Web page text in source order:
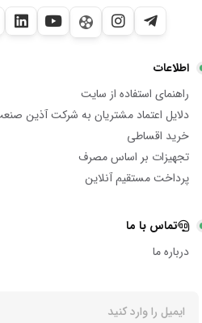
اطلاعات
راهنمای استفاده از سایت
دلایل اعتماد مشتریان به شرکت آذین
خرید اقساطی
تجهیزات بر اساس مصرف
پرداخت مستقیم آنلاین
تماس با ما
درباره ما